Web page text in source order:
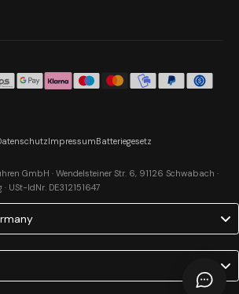
GmbH · Wendelsteiner Str. 6, 91126 Schwabach ·
USt-IdNr. DE312151647
ImpressumBatteriegesetz